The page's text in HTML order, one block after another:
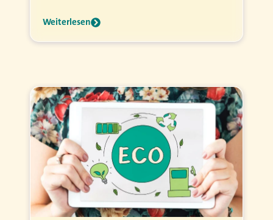
Weiterlesen